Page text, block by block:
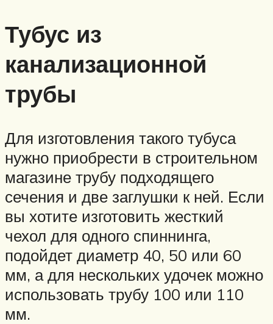
Тубус из
канализационной
трубы
Для изготовления такого тубуса
нужно приобрести в строительном
магазине трубу подходящего
сечения и две заглушки к ней. Если
вы хотите изготовить жесткий
чехол для одного спиннинга,
подойдет диаметр 40, 50 или 60
мм, а для нескольких удочек можно
использовать трубу 100 или 110
мм.